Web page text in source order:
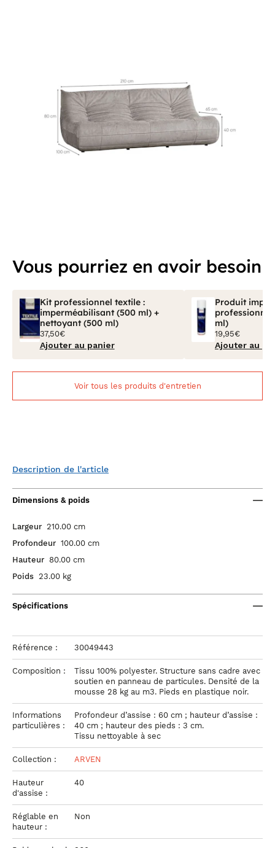
Vous pourriez en avoir besoin
Kit professionnel textile :
imperméabilisant (500 ml) +
nettoyant (500 ml)
37,50€
Ajouter au panier
Produit
ml)
19,95€
Ajouter au
Voir tous les produits d'entretien
Description de l'article
Dimensions & poids
Largeur 210.00 cm
Profondeur 100.00 cm
Hauteur 80.00 cm
Poids 23.00 kg
Spécifications
Référence : 30049443
Composition :
Tissu 100% polyester. Structure sans cadre avec
soutien en panneau de particules. Densité de la
mousse 28 kg au m3. Pieds en plastique noir.
Informations
particulières :
Profondeur d’assise : 60 cm ; hauteur d’assise :
40 cm ; hauteur des pieds : 3 cm.
Tissu nettoyable à sec
Collection : ARVEN
Hauteur
d'assise :
40
Réglable en
hauteur :
Non